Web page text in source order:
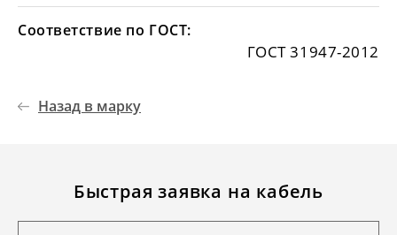
Соответствие по ГОСТ:
ГОСТ 31947-2012
Назад в марку
Быстрая заявка на кабель